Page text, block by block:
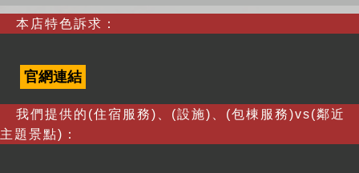
本店特色訴求：
官網連結
我們提供的(住宿服務)、(設施)、(包棟服務)vs(鄰近
主題景點)：